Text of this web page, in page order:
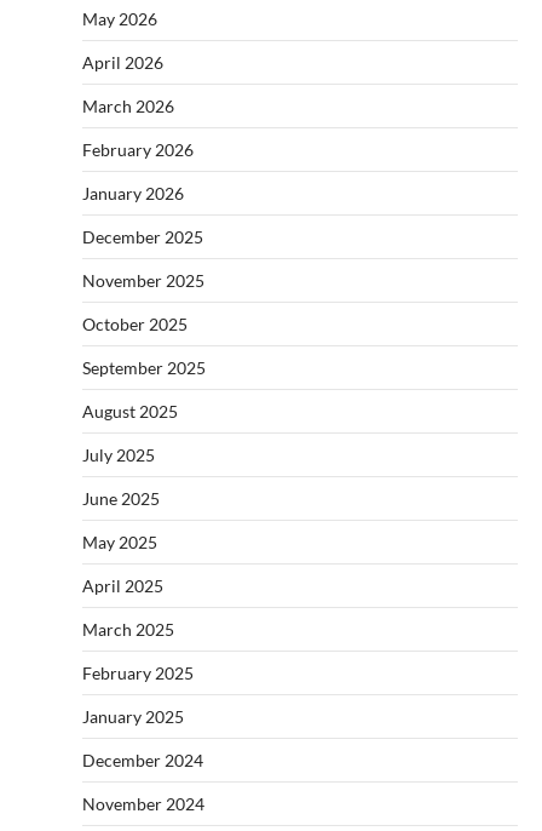
May 2026
April 2026
March 2026
February 2026
January 2026
December 2025
November 2025
October 2025
September 2025
August 2025
July 2025
June 2025
May 2025
April 2025
March 2025
February 2025
January 2025
December 2024
November 2024